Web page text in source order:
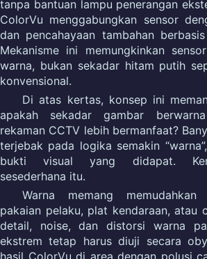
tanpa bantuan lampu penerangan
ColorVu menggabungkan sensor
dan pencahayaan tambahan
Mekanisme ini memungkinkan
warna, bukan sekadar hitam putih
konvensional.
Di atas kertas, konsep ini
apakah sekadar gambar
rekaman CCTV lebih bermanfaat?
terjebak pada logika semakin
bukti visual yang didapat.
sesederhana itu.
Warna memang
pakaian pelaku, plat kendaraan, atau
detail, noise, dan distorsi warna
ekstrem tetap harus diuji secara
hasil ColorVu di area dengan polusi